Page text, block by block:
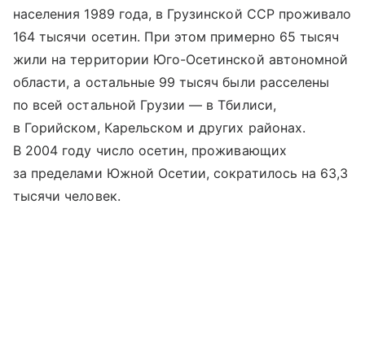
населения 1989 года, в Грузинской ССР проживало
164 тысячи осетин. При этом примерно 65 тысяч
жили на территории Юго-Осетинской автономной
области, а остальные 99 тысяч были расселены
по всей остальной Грузии — в Тбилиси,
в Горийском, Карельском и других районах.
В 2004 году число осетин, проживающих
за пределами Южной Осетии, сократилось на 63,3
тысячи человек.